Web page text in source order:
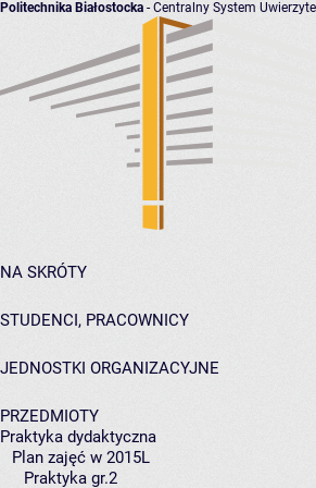
Politechnika Białostocka - Centralny System
NA SKRÓTY
STUDENCI, PRACOWNICY
JEDNOSTKI ORGANIZACYJNE
PRZEDMIOTY
Praktyka dydaktyczna
Plan zajęć w 2015L
Praktyka gr.2